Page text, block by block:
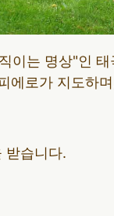
이는 명상"인
에로가 지도하
받습니다.